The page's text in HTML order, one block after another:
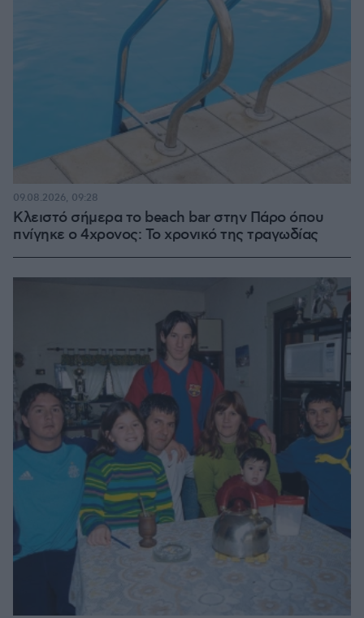
Κλειστό σήμερα το beach bar στην Πάρο όπου
πνίγηκε ο 4χρονος: Το χρονικό της τραγωδίας
09.08.2026, 09:28